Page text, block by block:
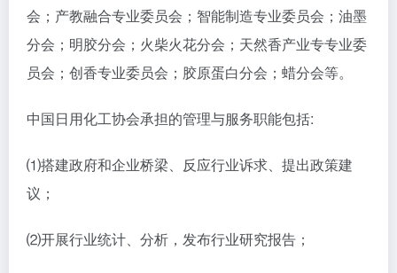
会；产教融合专业委员会；智能制造专业委员会；油墨
分会；明胶分会；火柴火花分会；天然香产业专专业委
员会；创香专业委员会；胶原蛋白分会；蜡分会等。
中国日用化工协会承担的管理与服务职能包括:
⑴搭建政府和企业桥梁、反应行业诉求、提出政策建
议；
⑵开展行业统计、分析，发布行业研究报告；